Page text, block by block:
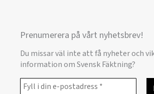
Prenumerera på vårt nyhetsbrev!
Du missar väl inte att få nyheter och
information om Svensk Fäktning?